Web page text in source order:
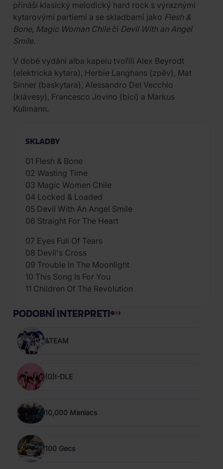
přináší klasický melodický hard rock s výraznými
kytarovými partiemi a se skladbami jako Flesh &
Bone, Magic Woman Chileči Devil With an Angel
Smile.
V době vydání alba kapelu tvořili Alex Beyrodt
(elektrická kytara), Herbie Langhans (zpěv), Mat
Sinner (baskytara), Alessandro Del Vecchio
(klávesy), Francesco Jovino (bicí) a Markus
Kullmann.
SKLADBY
01 Flesh & Bone
02 Wasting Time
03 Magic Women Chile
04 Locked & Loaded
05 Devil With An Angel Smile
06 Straight For The Heart
07 Eyes Full Of Tears
08 Devil's Cross
09 Trouble In The Moonlight
10 This Song Is For You
11 Children Of The Revolution
PODOBNÍ INTERPRETI
&TEAM
(G)I-DLE
10,000 Maniacs
100 Gecs